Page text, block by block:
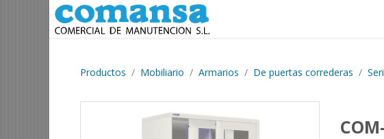
Ir al contenido
Productos Mobiliario Armarios De puertas correderas